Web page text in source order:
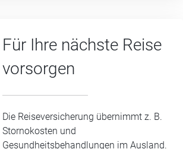
Für Ihre nächste Reise
vorsorgen
Die Reiseversicherung übernimmt z. B.
Stornokosten und
Gesundheitsbehandlungen im Ausland.